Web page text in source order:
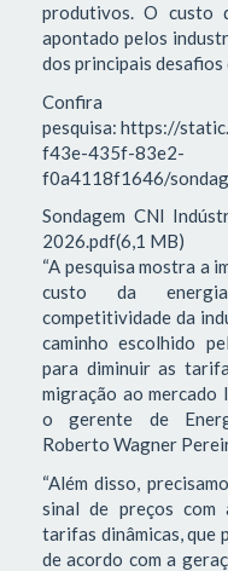
produtivos. O custo
apontado pelos
dos principais desafios
pesquisa: https://
f43e-435f-83e2-
f0a4118f1646/
Sondagem CNI
2026.pdf(6,1 MB)
“A pesquisa mostra a
custo da
competitividade da
caminho escolhido
para diminuir as
migração ao mercado
o gerente de
Roberto Wagner
“Além disso,
sinal de preços com
tarifas dinâmicas, que
de acordo com a